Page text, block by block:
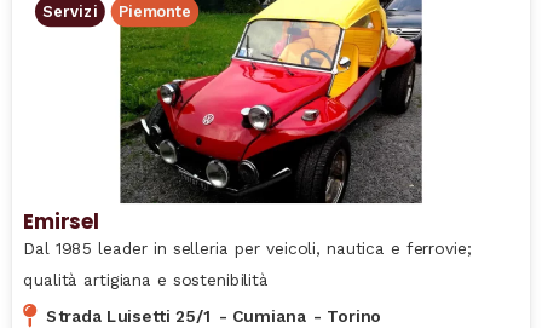
Servizi Piemonte
Emirsel
Dal 1985 leader in selleria per veicoli, nautica e ferrovie;
qualità artigiana e sostenibilità
Strada Luisetti 25/1 - Cumiana - Torino